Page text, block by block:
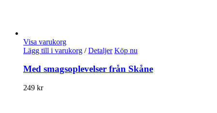
Visa varukorg
Lägg till i varukorg / Detaljer Köp nu
Med smagsoplevelser från Skåne
249 kr